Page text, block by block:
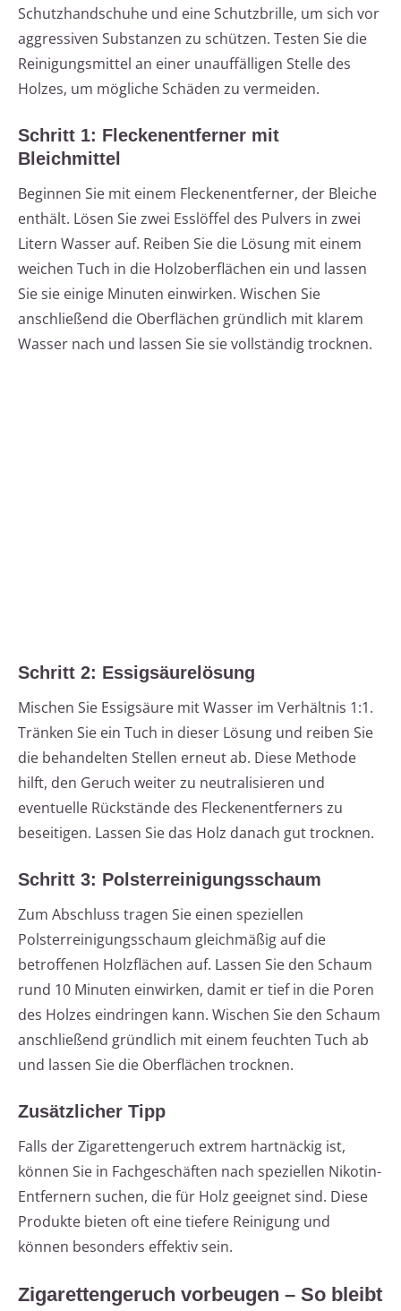
Schutzhandschuhe und eine Schutzbrille, um sich vor
aggressiven Substanzen zu schützen. Testen Sie die
Reinigungsmittel an einer unauffälligen Stelle des
Holzes, um mögliche Schäden zu vermeiden.
Schritt 1: Fleckenentferner mit
Bleichmittel
Beginnen Sie mit einem Fleckenentferner, der Bleiche
enthält. Lösen Sie zwei Esslöffel des Pulvers in zwei
Litern Wasser auf. Reiben Sie die Lösung mit einem
weichen Tuch in die Holzoberflächen ein und lassen
Sie sie einige Minuten einwirken. Wischen Sie
anschließend die Oberflächen gründlich mit klarem
Wasser nach und lassen Sie sie vollständig trocknen.
Schritt 2: Essigsäurelösung
Mischen Sie Essigsäure mit Wasser im Verhältnis 1:1.
Tränken Sie ein Tuch in dieser Lösung und reiben Sie
die behandelten Stellen erneut ab. Diese Methode
hilft, den Geruch weiter zu neutralisieren und
eventuelle Rückstände des Fleckenentferners zu
beseitigen. Lassen Sie das Holz danach gut trocknen.
Schritt 3: Polsterreinigungsschaum
Zum Abschluss tragen Sie einen speziellen
Polsterreinigungsschaum gleichmäßig auf die
betroffenen Holzflächen auf. Lassen Sie den Schaum
rund 10 Minuten einwirken, damit er tief in die Poren
des Holzes eindringen kann. Wischen Sie den Schaum
anschließend gründlich mit einem feuchten Tuch ab
und lassen Sie die Oberflächen trocknen.
Zusätzlicher Tipp
Falls der Zigarettengeruch extrem hartnäckig ist,
können Sie in Fachgeschäften nach speziellen Nikotin-
Entfernern suchen, die für Holz geeignet sind. Diese
Produkte bieten oft eine tiefere Reinigung und
können besonders effektiv sein.
Zigarettengeruch vorbeugen – So bleibt